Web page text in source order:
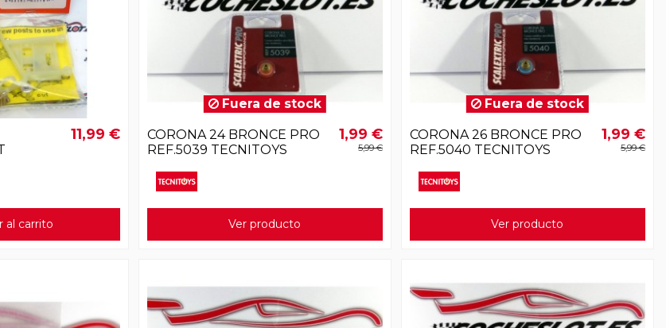
11,99 €
al carrito
Fuera de stock
CORONA 24 BRONCE PRO
REF.5039 TECNITOYS
1,99 €
5,99 €
Ver producto
Fuera de stock
CORONA 26 BRONCE PRO
REF.5040 TECNITOYS
1,99 €
5,99 €
Ver producto